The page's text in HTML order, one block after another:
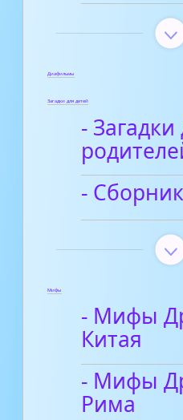
Диафильмы
Загадки для детей
- Загадки
-
Мифы
- Мифы
Китая
- Мифы
Рима